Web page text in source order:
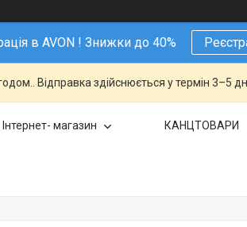
в AVON ! Знижки до 40%
Відправка здійснюється у термін 3–5
Інтернет- магазин КАНЦТОВАРИ